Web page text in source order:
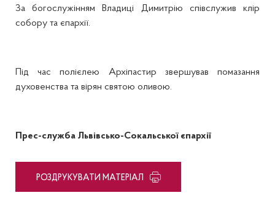
За богослужінням Владиці Димитрію співслужив клір
собору та єпархії.
Під час полієлею Архіпастир звершував помазання
духовенства та вірян святою оливою.
Прес-служба Львівсько-Сокальської єпархії
PОЗДРУКУВАТИ МАТЕРІАЛ